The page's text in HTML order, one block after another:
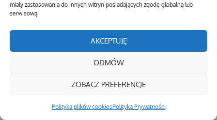
miały zastosowania do innych witryn posiadających zgodę globalną lub
serwisową.
AKCEPTUJĘ
ODMÓW
ZOBACZ PREFERENCJE
Polityka plików cookiesPolityka Prywatności